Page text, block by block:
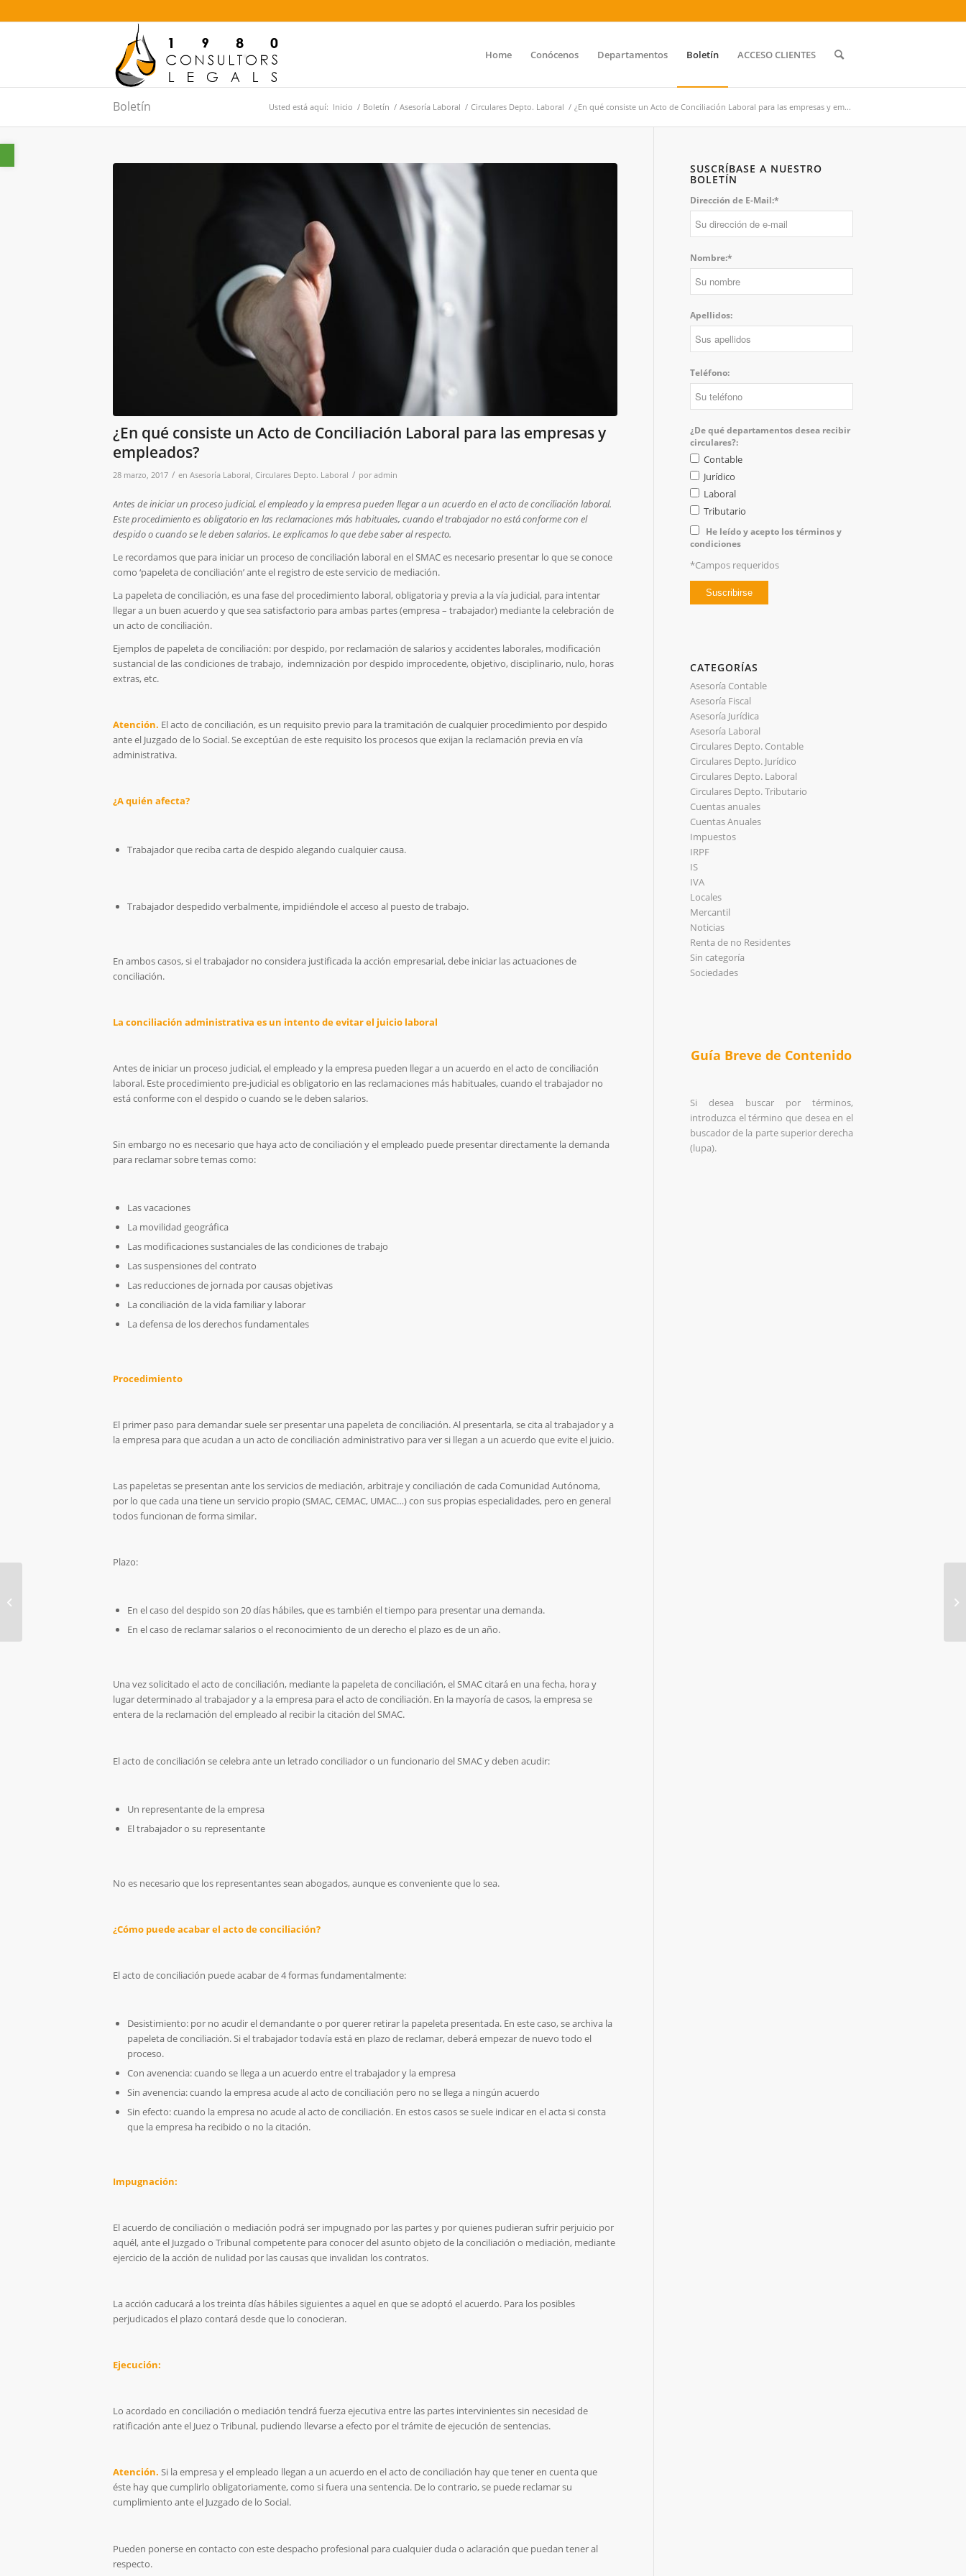
Abrir barra de herramientas
Home Conócenos Departamentos Boletín ACCESO CLIENTES
Boletín Usted está aquí: Inicio / Boletín / Asesoría Laboral / Circulares Depto. Laboral / ¿En qué consiste un Acto de Conciliación Laboral para las empresas y em...
¿En qué consiste un Acto de Conciliación Laboral para las empresas y
empleados?
28 marzo, 2017 / en Asesoría Laboral, Circulares Depto. Laboral / poradmin
Antes de iniciar un proceso judicial, el empleado y la empresa pueden llegar a un acuerdo en el acto de conciliación laboral.
Este procedimiento es obligatorio en las reclamaciones más habituales, cuando el trabajador no está conforme con el
despido o cuando se le deben salarios. Le explicamos lo que debe saber al respecto.
Le recordamos que para iniciar un proceso de conciliación laboral en el SMAC es necesario presentar lo que se conoce
como ‘papeleta de conciliación’ ante el registro de este servicio de mediación.
La papeleta de conciliación, es una fase del procedimiento laboral, obligatoria y previa a la vía judicial, para intentar
llegar a un buen acuerdo y que sea satisfactorio para ambas partes (empresa – trabajador) mediante la celebración de
un acto de conciliación.
Ejemplos de papeleta de conciliación: por despido, por reclamación de salarios y accidentes laborales, modificación
sustancial de las condiciones de trabajo, indemnización por despido improcedente, objetivo, disciplinario, nulo, horas
extras, etc.
Atención. El acto de conciliación, es un requisito previo para la tramitación de cualquier procedimiento por despido
ante el Juzgado de lo Social. Se exceptúan de este requisito los procesos que exijan la reclamación previa en vía
administrativa.
¿A quién afecta?
Trabajador que reciba carta de despido alegando cualquier causa.
Trabajador despedido verbalmente, impidiéndole el acceso al puesto de trabajo.
En ambos casos, si el trabajador no considera justificada la acción empresarial, debe iniciar las actuaciones de
conciliación.
La conciliación administrativa es un intento de evitar el juicio laboral
Antes de iniciar un proceso judicial, el empleado y la empresa pueden llegar a un acuerdo en el acto de conciliación
laboral. Este procedimiento pre-judicial es obligatorio en las reclamaciones más habituales, cuando el trabajador no
está conforme con el despido o cuando se le deben salarios.
Sin embargo no es necesario que haya acto de conciliación y el empleado puede presentar directamente la demanda
para reclamar sobre temas como:
Las vacaciones
La movilidad geográfica
Las modificaciones sustanciales de las condiciones de trabajo
Las suspensiones del contrato
Las reducciones de jornada por causas objetivas
La conciliación de la vida familiar y laborar
La defensa de los derechos fundamentales
Procedimiento
El primer paso para demandar suele ser presentar una papeleta de conciliación. Al presentarla, se cita al trabajador y a
la empresa para que acudan a un acto de conciliación administrativo para ver si llegan a un acuerdo que evite el juicio.
Las papeletas se presentan ante los servicios de mediación, arbitraje y conciliación de cada Comunidad Autónoma,
por lo que cada una tiene un servicio propio (SMAC, CEMAC, UMAC…) con sus propias especialidades, pero en general
todos funcionan de forma similar.
Plazo:
En el caso del despido son 20 días hábiles, que es también el tiempo para presentar una demanda.
En el caso de reclamar salarios o el reconocimiento de un derecho el plazo es de un año.
Una vez solicitado el acto de conciliación, mediante la papeleta de conciliación, el SMAC citará en una fecha, hora y
lugar determinado al trabajador y a la empresa para el acto de conciliación. En la mayoría de casos, la empresa se
entera de la reclamación del empleado al recibir la citación del SMAC.
El acto de conciliación se celebra ante un letrado conciliador o un funcionario del SMAC y deben acudir:
Un representante de la empresa
El trabajador o su representante
No es necesario que los representantes sean abogados, aunque es conveniente que lo sea.
¿Cómo puede acabar el acto de conciliación?
El acto de conciliación puede acabar de 4 formas fundamentalmente:
Desistimiento: por no acudir el demandante o por querer retirar la papeleta presentada. En este caso, se archiva la
papeleta de conciliación. Si el trabajador todavía está en plazo de reclamar, deberá empezar de nuevo todo el
proceso.
Con avenencia: cuando se llega a un acuerdo entre el trabajador y la empresa
Sin avenencia: cuando la empresa acude al acto de conciliación pero no se llega a ningún acuerdo
Sin efecto: cuando la empresa no acude al acto de conciliación. En estos casos se suele indicar en el acta si consta
que la empresa ha recibido o no la citación.
Impugnación:
El acuerdo de conciliación o mediación podrá ser impugnado por las partes y por quienes pudieran sufrir perjuicio por
aquél, ante el Juzgado o Tribunal competente para conocer del asunto objeto de la conciliación o mediación, mediante
ejercicio de la acción de nulidad por las causas que invalidan los contratos.
La acción caducará a los treinta días hábiles siguientes a aquel en que se adoptó el acuerdo. Para los posibles
perjudicados el plazo contará desde que lo conocieran.
Ejecución:
Lo acordado en conciliación o mediación tendrá fuerza ejecutiva entre las partes intervinientes sin necesidad de
ratificación ante el Juez o Tribunal, pudiendo llevarse a efecto por el trámite de ejecución de sentencias.
Atención. Si la empresa y el empleado llegan a un acuerdo en el acto de conciliación hay que tener en cuenta que
éste hay que cumplirlo obligatoriamente, como si fuera una sentencia. De lo contrario, se puede reclamar su
cumplimiento ante el Juzgado de lo Social.
Pueden ponerse en contacto con este despacho profesional para cualquier duda o aclaración que puedan tener al
respecto.
SUSCRÍBASE A NUESTRO
BOLETÍN
Dirección de E-Mail:*
Nombre:*
Apellidos:
Teléfono:
¿De qué departamentos desea recibir
circulares?:
Contable
Jurídico
Laboral
Tributario
He leído y acepto los términos y
condiciones
*Campos requeridos
CATEGORÍAS
Asesoría Contable
Asesoría Fiscal
Asesoría Jurídica
Asesoría Laboral
Circulares Depto. Contable
Circulares Depto. Jurídico
Circulares Depto. Laboral
Circulares Depto. Tributario
Cuentas anuales
Cuentas Anuales
Impuestos
IRPF
IS
IVA
Locales
Mercantil
Noticias
Renta de no Residentes
Sin categoría
Sociedades
Guía Breve de Contenido
Si desea buscar por términos,
introduzca el término que desea en el
buscador de la parte superior derecha
(lupa).